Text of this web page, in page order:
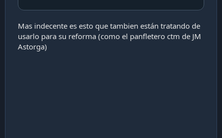
Mas indecente es esto que tambien están tratando de
usarlo para su reforma (como el panfletero ctm de JM
Astorga)